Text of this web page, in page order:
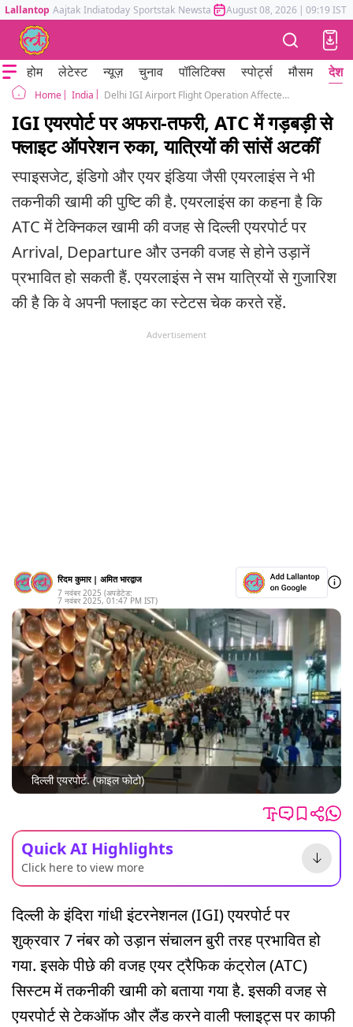
Lallantop Aajtak Indiatoday Sportstak Newstak Mumbai Tak Astrotak
August 08, 2026 | 09:19 IST
होम लेटेस्ट न्यूज़ चुनाव पॉलिटिक्स स्पोर्ट्स मौसम देश
Home India Delhi IGI Airport Flight Operation Affected Due to ATC Techincal Glitch
IGI एयरपोर्ट पर अफरा-तफरी, ATC में गड़बड़ी से
फ्लाइट ऑपरेशन रुका, यात्रियों की सांसें अटकीं
स्पाइसजेट, इंडिगो और एयर इंडिया जैसी एयरलाइंस ने भी
तकनीकी खामी की पुष्टि की है. एयरलाइंस का कहना है कि
ATC में टेक्निकल खामी की वजह से दिल्ली एयरपोर्ट पर
Arrival, Departure और उनकी वजह से होने उड़ानें
प्रभावित हो सकती हैं. एयरलाइंस ने सभ यात्रियों से गुजारिश
की है कि वे अपनी फ्लाइट का स्टेटस चेक करते रहें.
Advertisement
रिदम कुमार | अमित भारद्वाज
7 नवंबर 2025 (अपडेटेड:
7 नवंबर 2025, 01:47 PM IST)
दिल्ली एयरपोर्ट. (फाइल फोटो)
Quick AI Highlights
Click here to view more
दिल्ली के इंदिरा गांधी इंटरनेशनल (IGI) एयरपोर्ट पर
शुक्रवार 7 नंबर को उड़ान संचालन बुरी तरह प्रभावित हो
गया. इसके पीछे की वजह एयर ट्रैफिक कंट्रोल (ATC)
सिस्टम में तकनीकी खामी को बताया गया है. इसकी वजह से
एयरपोर्ट से टेकऑफ और लैंड करने वाली फ्लाइट्स पर काफी